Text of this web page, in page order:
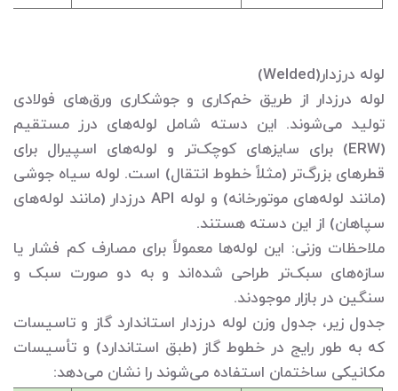
لوله درزدار(Welded)
لوله درزدار از طریق خم‌کاری و جوشکاری ورق‌های فولادی
تولید می‌شوند. این دسته شامل لوله‌های درز مستقیم
(ERW) برای سایزهای کوچک‌تر و لوله‌های اسپیرال برای
قطرهای بزرگ‌تر (مثلاً خطوط انتقال) است. لوله سیاه جوشی
(مانند لوله‌های موتورخانه) و لوله API درزدار (مانند لوله‌های
سپاهان) از این دسته هستند.
ملاحظات وزنی: این لوله‌ها معمولاً برای مصارف کم فشار یا
سازه‌های سبک‌تر طراحی شده‌اند و به دو صورت سبک و
سنگین در بازار موجودند.
جدول زیر، جدول وزن لوله درزدار استاندارد گاز و تاسیسات
که به طور رایج در خطوط گاز (طبق استاندارد) و تأسیسات
مکانیکی ساختمان استفاده می‌شوند را نشان می‌دهد: